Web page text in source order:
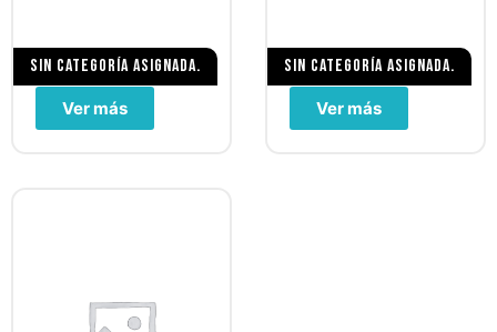
Sin categoría asignada.
Ver más
Sin categoría asignada.
Ver más